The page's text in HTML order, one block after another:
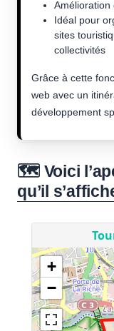
Amélioration
Idéal pour
sites
collectivités
Grâce à cette
web avec un
développement
🗺️ Voici
qu’il